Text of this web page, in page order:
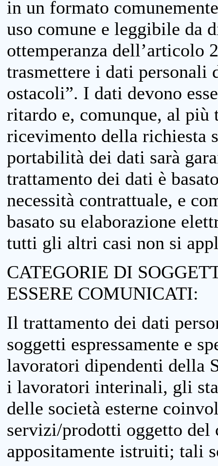
in un formato
uso comune e leggibile da
ottemperanza dell’articolo
trasmettere i dati personali
ostacoli”. I dati devono
ritardo e, comunque, al più
ricevimento della richiesta
portabilità dei dati sarà
trattamento dei dati è
necessità contrattuale, e
basato su elaborazione
tutti gli altri casi non si
CATEGORIE DI
ESSERE COMUNICATI:
Il trattamento dei dati
soggetti espressamente e
lavoratori dipendenti della
i lavoratori interinali, gli
delle società esterne
servizi/prodotti oggetto
appositamente istruiti; tali